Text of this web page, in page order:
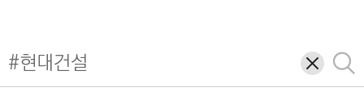
삭
제
검
색